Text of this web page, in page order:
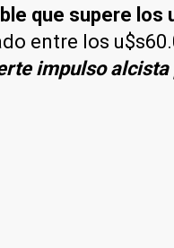
que supere
entre los
impulso